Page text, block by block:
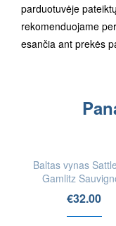
parduotuvėje
rekomenduojame
esančia ant prekės
Baltas vynas
Gamlitz
blanc
€32.00